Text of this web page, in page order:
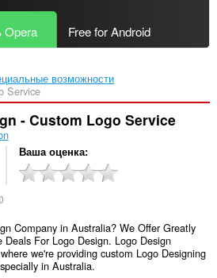
Opera Free for Android
возможности
Service‎
- Custom Logo Service
Ваша оценка
Company in Australia? We Offer Greatly
For Logo Design. Logo Design
we're providing custom Logo Designing
in Australia.